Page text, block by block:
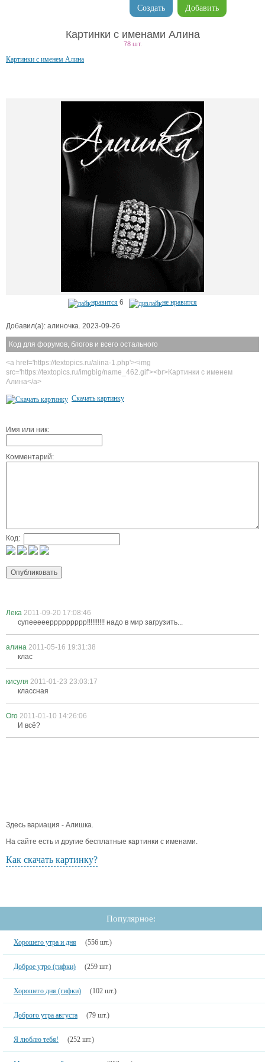
Добавить
Создать
Картинки с именами Алина
78 шт.
Картинки с именем Алина
нравится 6 не нравится
Добавил(а): алиночка. 2023-09-26
Код для форумов, блогов и всего остального
<a href='https://textopics.ru/alina-1.php'><img
src='https://textopics.ru/imgbig/name_462.gif'><br>Картинки с именем
Алина</a>
Скачать картинку
Имя или ник:
Комментарий:
Код:
Лека 2011-09-20 17:08:46
супеееееррррррррр!!!!!!!!!! надо в мир загрузить...
алина 2011-05-16 19:31:38
клас
кисуля 2011-01-23 23:03:17
классная
Ого 2011-01-10 14:26:06
И всё?
Здесь вариация - Алишка.
На сайте есть и другие бесплатные картинки с именами.
Как скачать картинку?
Популярное:
Хорошего утра и дня (556 шт.)
Доброе утро (гифки) (259 шт.)
Хорошего дня (гифки) (102 шт.)
Доброго утра августа (79 шт.)
Я люблю тебя! (252 шт.)